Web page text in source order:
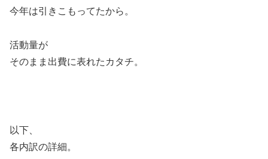
今年は引きこもってたから。
活動量が
そのまま出費に表れたカタチ。
以下、
各内訳の詳細。